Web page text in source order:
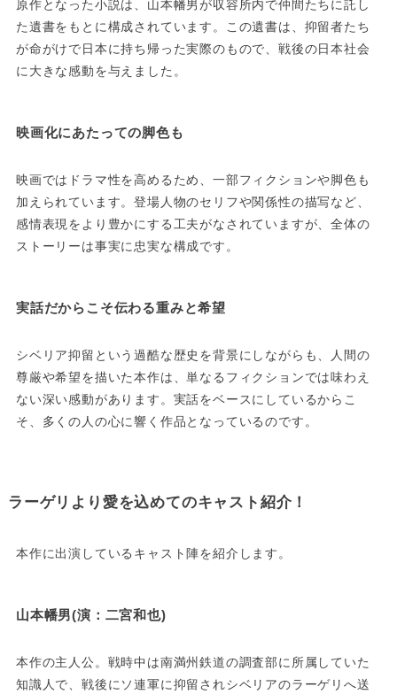
原作となった小説は、山本幡男が収容所内で仲間たちに託し
た遺書をもとに構成されています。この遺書は、抑留者たち
が命がけで日本に持ち帰った実際のもので、戦後の日本社会
に大きな感動を与えました。
映画化にあたっての脚色も
映画ではドラマ性を高めるため、一部フィクションや脚色も
加えられています。登場人物のセリフや関係性の描写など、
感情表現をより豊かにする工夫がなされていますが、全体の
ストーリーは事実に忠実な構成です。
実話だからこそ伝わる重みと希望
シベリア抑留という過酷な歴史を背景にしながらも、人間の
尊厳や希望を描いた本作は、単なるフィクションでは味わえ
ない深い感動があります。実話をベースにしているからこ
そ、多くの人の心に響く作品となっているのです。
ラーゲリより愛を込めてのキャスト紹介！
本作に出演しているキャスト陣を紹介します。
山本幡男(演：二宮和也)
本作の主人公。戦時中は南満州鉄道の調査部に所属していた
知識人で、戦後にソ連軍に抑留されシベリアのラーゲリへ送